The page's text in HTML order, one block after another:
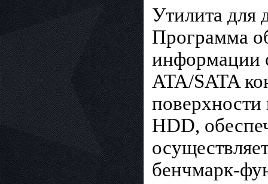
Утилита для
Программа
информации
ATA/SATA
поверхности
HDD,
бенчмарк-